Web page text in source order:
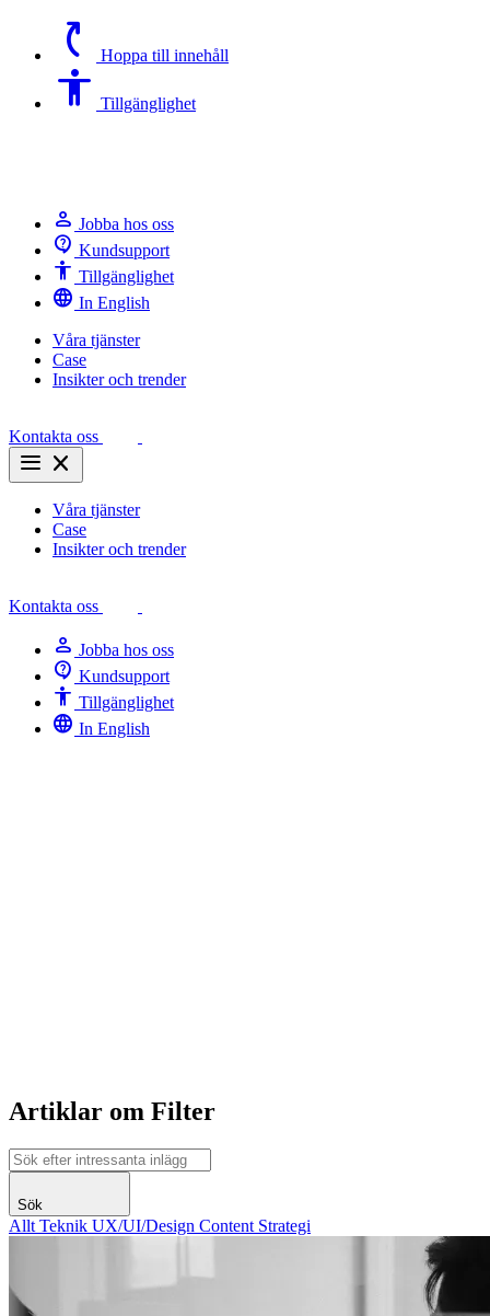
switch_access_shortcut Hoppa till innehåll
Accessibility Tillgänglighet
person Jobba hos oss
contact_support Kundsupport
Accessibility Tillgänglighet
language In English
Våra tjänster
Case
Insikter och trender
Kontakta oss
menu close
Våra tjänster
Case
Insikter och trender
Kontakta oss
person Jobba hos oss
contact_support Kundsupport
Accessibility Tillgänglighet
language In English
Artiklar om Filter
Sök
Allt Teknik UX/UI/Design Content Strategi